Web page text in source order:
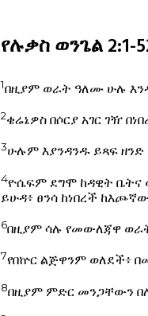
የሉቃስ ወንጌል 2:1-
1በዚያም ወራት ዓለሙ ሁሉ
2ቄሬኔዎስ በሶርያ አገር ገዥ
3ሁሉም እያንዳንዱ ይጻፍ
4ዮሴፍም ደግሞ ከዳዊት ቤትና
ይሁዳ፥ ፀንሳ ከነበረች
6በዚያም ሳሉ የመውለጃዋ
7የበኵር ልጅዋንም ወለደች፥
8በዚያም ምድር መንጋቸውን